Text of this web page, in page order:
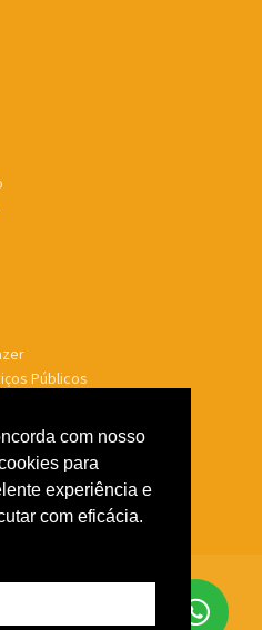
Públicos
Aquicultura e Pesca
Politica de
com nosso
para
experiência e
com eficácia.